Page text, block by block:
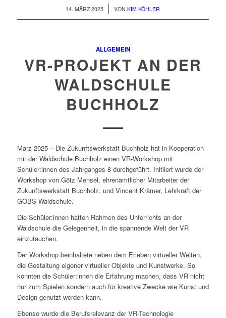
14. MÄRZ 2025
/ VONKIM KÖHLER
ALLGEMEIN
VR-PROJEKT AN DER
WALDSCHULE
BUCHHOLZ
März 2025 – Die Zukunftswerkstatt Buchholz hat in Kooperation
mit der Waldschule Buchholz einen VR-Workshop mit
Schüler:innen des Jahrganges 8 durchgeführt. Initiiert wurde der
Workshop von Götz Mensel, ehrenamtlicher Mitarbeiter der
Zukunftswerkstatt Buchholz, und Vincent Krämer, Lehrkraft der
GOBS Waldschule.
Die Schüler:innen hatten Rahmen des Unterrichts an der
Waldschule die Gelegenheit, in die spannende Welt der VR
einzutauchen.
Der Workshop beinhaltete neben dem Erleben virtueller Welten,
die Gestaltung eigener virtueller Objekte und Kunstwerke. So
konnten die Schüler:innen die Erfahrung machen, dass VR nicht
nur zum Spielen sondern auch für kreative Zwecke wie Kunst und
Design genutzt werden kann.
Ebenso wurde die Berufsrelevanz der VR-Technologie